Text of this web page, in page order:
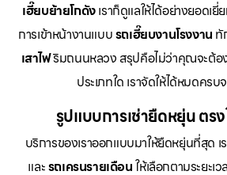
เฮี๊ยบย้ายโกดังเราก็ดูแลให้ได้อย่างยอดเ
การเข้าหน้างานแบบรถเฮี๊ยบงานโรงงาน ทั
เสาไฟริมถนนหลวง สรุปคือไม่ว่าคุณจะต้อ
ประเภทใด เราจัดให้ได้หมดครบ
รูปแบบการเช่ายืดหยุ่น ตร
บริการของเราออกแบบมาให้ยืดหยุ่นที่สุด เ
และรถเครนรายเดือนให้เลือกตามระยะเ